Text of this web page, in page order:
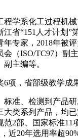
学系化工过程机
省“151人才计划
专家，2018年被
（ISO/TC97）
主编等。
，省部级教学成
准、检测到产品
类系列产品，均
2部、国家标准
20年选用率超